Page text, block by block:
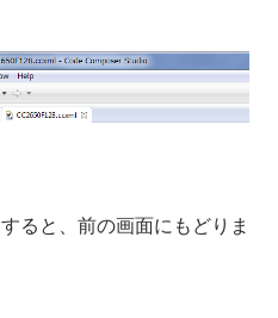
ると、前の画面にもどりま